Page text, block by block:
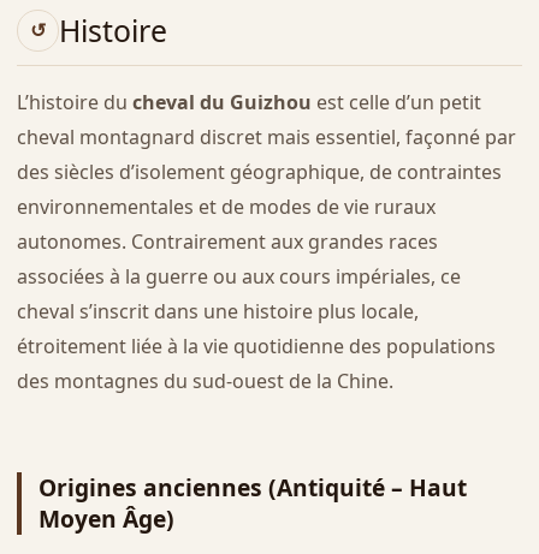
Histoire
L’histoire du cheval du Guizhou est celle d’un petit
cheval montagnard discret mais essentiel, façonné par
des siècles d’isolement géographique, de contraintes
environnementales et de modes de vie ruraux
autonomes. Contrairement aux grandes races
associées à la guerre ou aux cours impériales, ce
cheval s’inscrit dans une histoire plus locale,
étroitement liée à la vie quotidienne des populations
des montagnes du sud-ouest de la Chine.
Origines anciennes (Antiquité – Haut
Moyen Âge)